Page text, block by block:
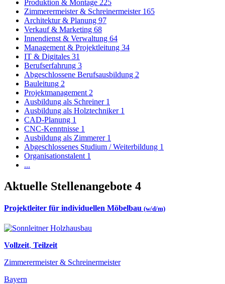
Produktion & Montage 225
Zimmerermeister & Schreinermeister 165
Architektur & Planung 97
Verkauf & Marketing 68
Innendienst & Verwaltung 64
Management & Projektleitung 34
IT & Digitales 31
Berufserfahrung 3
Abgeschlossene Berufsausbildung 2
Bauleitung 2
Projektmanagement 2
Ausbildung als Schreiner 1
Ausbildung als Holztechniker 1
CAD-Planung 1
CNC-Kenntnisse 1
Ausbildung als Zimmerer 1
Abgeschlossenes Studium / Weiterbildung 1
Organisationstalent 1
...
Aktuelle Stellenangebote 4
Projektleiter für individuellen Möbelbau (w/d/m)
Vollzeit, Teilzeit
Zimmerermeister & Schreinermeister
Bayern